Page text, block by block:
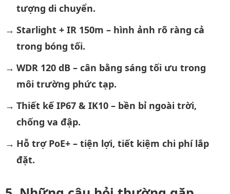
tượng di chuyển.
Starlight + IR 150m – hình ảnh rõ ràng cả
trong bóng tối.
WDR 120 dB – cân bằng sáng tối ưu trong
môi trường phức tạp.
Thiết kế IP67 & IK10 – bền bỉ ngoài trời,
chống va đập.
Hỗ trợ PoE+ – tiện lợi, tiết kiệm chi phí lắp
đặt.